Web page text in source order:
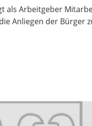
als Arbeitgeber
Anliegen der Bürger